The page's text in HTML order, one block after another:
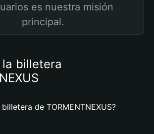
es nuestra misión
principal.
billetera
de TORMENTNEXUS?